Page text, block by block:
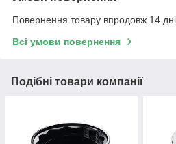
Повернення товару впродовж 14
Всі умови повернення
Подібні товари компанії